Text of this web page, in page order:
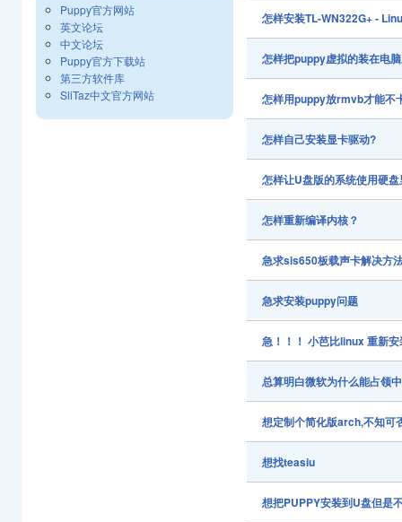
怎样安装TL-WN322G+ -
怎样把puppy虚拟的装在电
怎样用puppy放rmvb才能不
怎样自己安装显卡驱动?
怎样让U盘版的系统使用硬
怎样重新编译内核？
急求sis650板载声卡解决方
急求安装puppy问题
急！！！ 小芭比linux 重新
总算明白微软为什么能占领
想定制个简化版arch,不知可
想找teasiu
想把PUPPY安装到U盘但是
Puppy官方网站
英文论坛
中文论坛
Puppy官方下载站
第三方软件库
SliTaz中文官方网站